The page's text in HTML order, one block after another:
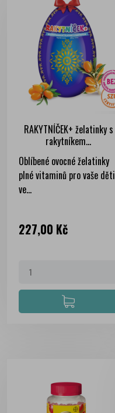
RAKYTNÍČEK+ želatinky s
rakytníkem...
Oblíbené ovocné želatinky
plné vitaminů pro vaše děti
ve...
Cena
227,00 Kč